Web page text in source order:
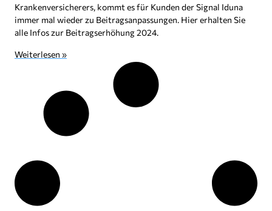
Krankenversicherers, kommt es für Kunden der Signal Iduna
immer mal wieder zu Beitragsanpassungen. Hier erhalten Sie
alle Infos zur Beitragserhöhung 2024.
Weiterlesen »